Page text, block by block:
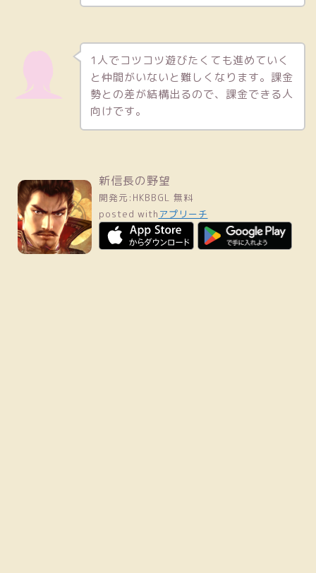
1人でコツコツ遊びたくても進めていく
と仲間がいないと難しくなります。課金
勢との差が結構出るので、課金できる人
向けです。
新信長の野望
開発元: HKBBGL 無料
posted with アプリーチ